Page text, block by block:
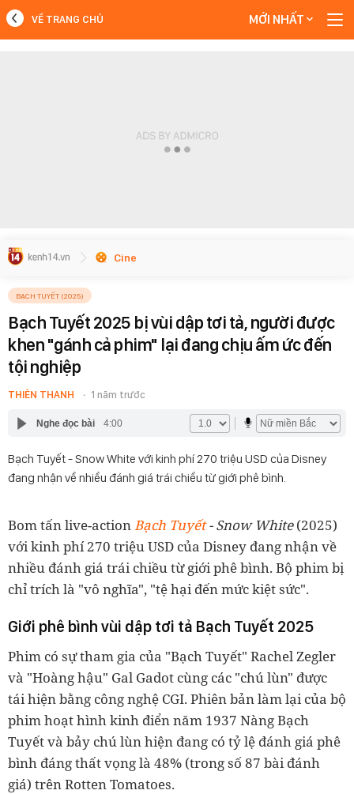
VỀ TRANG CHỦ MỚI NHẤT
Cine
BẠCH TUYẾT (2025)
Bạch Tuyết 2025 bị vùi dập tơi tả, người được
khen "gánh cả phim" lại đang chịu ấm ức đến
tội nghiệp
THIÊN THANH 1 năm trước
Nghe đọc bài 4:00
Bạch Tuyết - Snow White với kinh phí 270 triệu USD của Disney
đang nhận về nhiều đánh giá trái chiều từ giới phê bình.
Bom tấn live-actionBạch Tuyết- Snow White(2025)
với kinh phí 270 triệu USD của Disney đang nhận về
nhiều đánh giá trái chiều từ giới phê bình. Bộ phim bị
chỉ trích là "vô nghĩa", "tệ hại đến mức kiệt sức".
Giới phê bình vùi dập tơi tả Bạch Tuyết 2025
Phim có sự tham gia của "Bạch Tuyết" Rachel Zegler
và "Hoàng hậu" Gal Gadot cùng các "chú lùn" được
tái hiện bằng công nghệ CGI. Phiên bản làm lại của bộ
phim hoạt hình kinh điển năm 1937 Nàng Bạch
Tuyết và bảy chú lùn hiện đang có tỷ lệ đánh giá phê
bình đáng thất vọng là 48% (trong số 87 bài đánh
giá) trên Rotten Tomatoes.